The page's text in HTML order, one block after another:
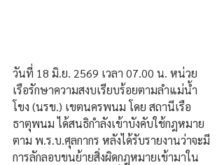
วันที่ 18 มิ.ย. 2569 เวลา 07.00 น. หน่วย
เรือรักษาความสงบเรียบร้อยตามลำแม่น้ำ
โขง (นรข.) เขตนครพนม โดย สถานีเรือ
ธาตุพนม ได้สนธิกำลังเข้าบังคับใช้กฎหมาย
ตาม พ.ร.บ.ศุลกากร หลังได้รับรายงานว่าจะมี
การลักลอบขนย้ายสิ่งผิดกฎหมายเข้ามาใน